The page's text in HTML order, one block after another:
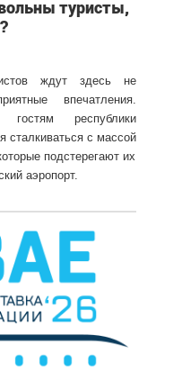
туристы,
ждут здесь не
впечатления.
гостям республики
сталкиваться с массой
подстерегают их
аэропорт.